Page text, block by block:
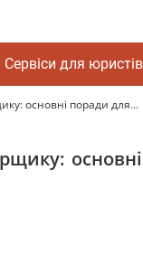
Сервіси для юристів
основні поради для...